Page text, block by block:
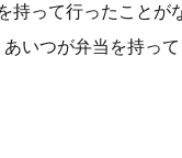
って行ったことが
いつが弁当を持っ